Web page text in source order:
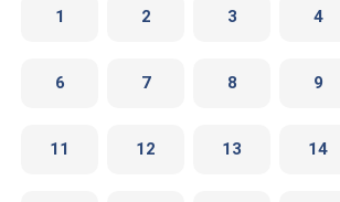
1 2 3 4
6 7 8 9
11 12 13 14